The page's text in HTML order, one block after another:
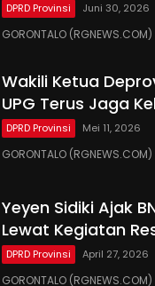
DPRD Provinsi Juni 30, 2026
GORONTALO
Wakili Ketua
UPG Terus Jaga
DPRD Provinsi Mei 11, 2026
GORONTALO
Yeyen Sidiki Ajak
Lewat Kegiatan
DPRD Provinsi April 27, 2026
GORONTALO